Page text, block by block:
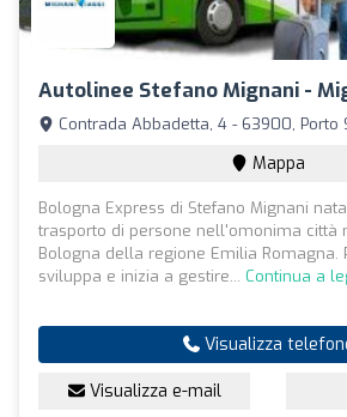
Autolinee Stefano Mignani -
Contrada Abbadetta, 4 - 63900, Porto
Mappa
Bologna Express di Stefano Mignani
trasporto di persone nell'omonima città
Bologna della regione Emilia Romagna.
sviluppa e inizia a gestire... Continua a
Visualizza
Visualizza e-mail